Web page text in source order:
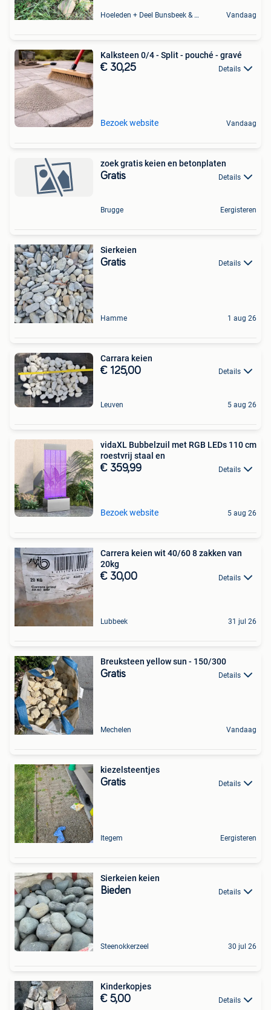
Hoeleden + Deel Bunsbeek & Sint-Magriete-Houtem Vandaag
Kalksteen 0/4 - Split - pouché - gravé
€ 30,25 Details
Bezoek website Vandaag
zoek gratis keien en betonplaten
Gratis Details
Brugge Eergisteren
Sierkeien
Gratis Details
Hamme 1 aug 26
Carrara keien
€ 125,00 Details
Leuven 5 aug 26
vidaXL Bubbelzuil met RGB LEDs 110 cm
roestvrij staal en
€ 359,99 Details
Bezoek website 5 aug 26
Carrera keien wit 40/60 8 zakken van
20kg
€ 30,00 Details
Lubbeek 31 jul 26
Breuksteen yellow sun - 150/300
Gratis Details
Mechelen Vandaag
kiezelsteentjes
Gratis Details
Itegem Eergisteren
Sierkeien keien
Bieden Details
Steenokkerzeel 30 jul 26
Kinderkopjes
€ 5,00 Details